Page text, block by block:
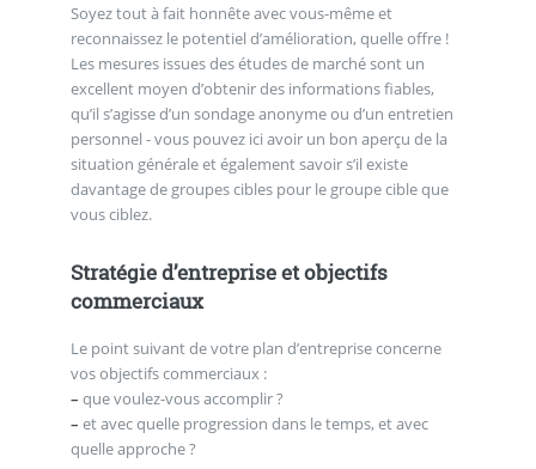
Soyez tout à fait honnête avec vous-même et
reconnaissez le potentiel d’amélioration, quelle offre !
Les mesures issues des études de marché sont un
excellent moyen d’obtenir des informations fiables,
qu’il s’agisse d’un sondage anonyme ou d’un entretien
personnel - vous pouvez ici avoir un bon aperçu de la
situation générale et également savoir s’il existe
davantage de groupes cibles pour le groupe cible que
vous ciblez.
Stratégie d’entreprise et objectifs
commerciaux
Le point suivant de votre plan d’entreprise concerne
vos objectifs commerciaux :
– que voulez-vous accomplir ?
– et avec quelle progression dans le temps, et avec
quelle approche ?